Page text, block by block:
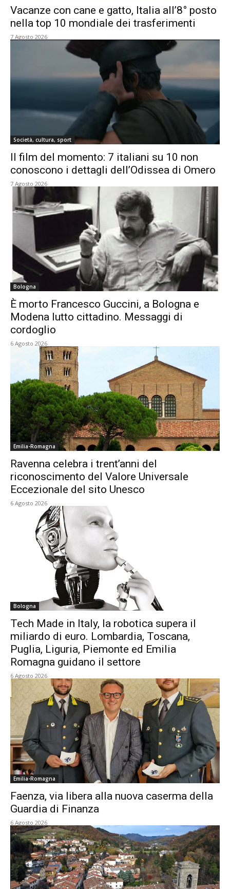
Vacanze con cane e gatto, Italia all’8° posto
nella top 10 mondiale dei trasferimenti
7 Agosto 2026
Società, cultura, sport
Il film del momento: 7 italiani su 10 non
conoscono i dettagli dell’Odissea di Omero
7 Agosto 2026
Bologna
È morto Francesco Guccini, a Bologna e
Modena lutto cittadino. Messaggi di
cordoglio
6 Agosto 2026
Emilia-Romagna
Ravenna celebra i trent’anni del
riconoscimento del Valore Universale
Eccezionale del sito Unesco
6 Agosto 2026
Bologna
Tech Made in Italy, la robotica supera il
miliardo di euro. Lombardia, Toscana,
Puglia, Liguria, Piemonte ed Emilia
Romagna guidano il settore
6 Agosto 2026
Emilia-Romagna
Faenza, via libera alla nuova caserma della
Guardia di Finanza
6 Agosto 2026